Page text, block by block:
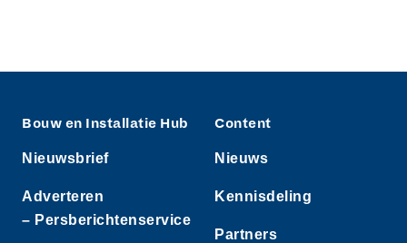
Bouw en Installatie Hub
Nieuwsbrief
Adverteren
– Persberichtenservice
Content
Nieuws
Kennisdeling
Partners